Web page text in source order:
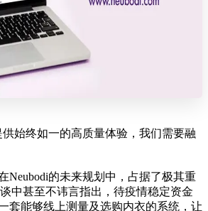
始终如一的高质量体验，我们需要融
Neubodi的未来规划中，占据了极其重
中甚至不讳言指出，待疫情稳定资金
套能够线上测量及选购内衣的系统，让